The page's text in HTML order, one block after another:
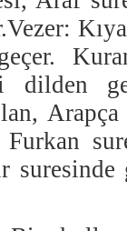
dilden
Arapça
Furkan
suresinde